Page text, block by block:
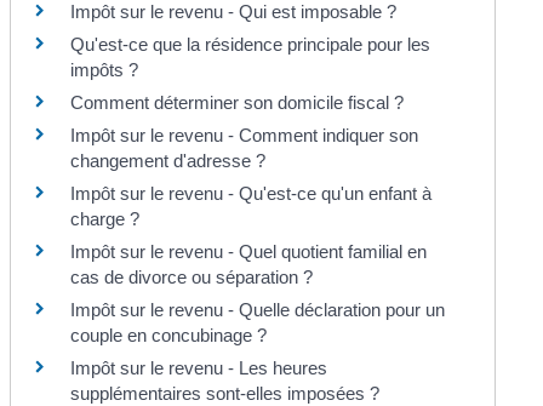
Impôt sur le revenu - Qui est imposable ?
Qu'est-ce que la résidence principale pour les
impôts ?
Comment déterminer son domicile fiscal ?
Impôt sur le revenu - Comment indiquer son
changement d'adresse ?
Impôt sur le revenu - Qu'est-ce qu'un enfant à
charge ?
Impôt sur le revenu - Quel quotient familial en
cas de divorce ou séparation ?
Impôt sur le revenu - Quelle déclaration pour un
couple en concubinage ?
Impôt sur le revenu - Les heures
supplémentaires sont-elles imposées ?